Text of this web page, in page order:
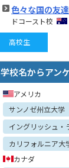
色々な国の友
ドコースト校
高校生
学校名からアン
アメリカ
サンノゼ州立大学
イングリッシュ・
カリフォルニア大
カナダ